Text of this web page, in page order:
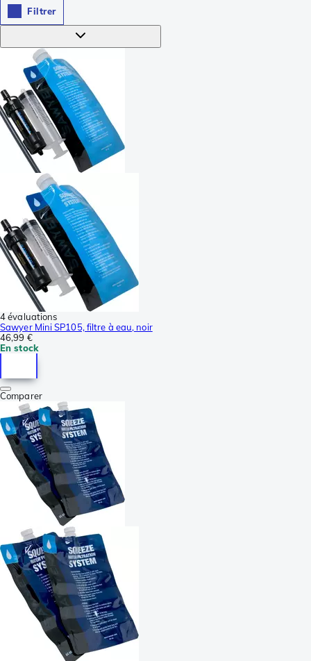
Filtrer
4 évaluations
Sawyer Mini SP105, filtre à eau, noir
46,99 €
En stock
Comparer